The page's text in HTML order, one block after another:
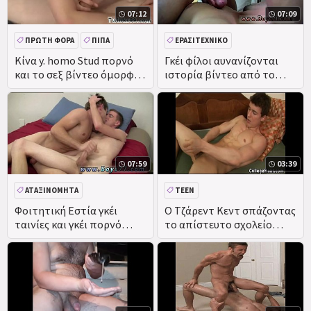
07:12
Κίνα y. homo Stud πορνό
και το σεξ βίντεο όμορφο
πουλί πρώτη φορά
ΠΡΏΤΗ ΦΟΡΆ
ΠΊΠΑ
ΤΟΥ ΠΡΟΣΏΠΟΥ
DEEPTHROAT
07:09
Γκέι φίλοι αυνανίζονται
ιστορία βίντεο από το
κολέγιο ο Τζέικ έχει
ΕΡΑΣΙΤΕΧΝΙΚΌ
07:59
Φοιτητική Εστία γκέι
ταινίες και γκέι πορνό
ταινίες υποκοριστικό
μαλακό πουλί απόλυτη
ΑΤΑΞΙΝΌΜΗΤΑ
03:39
Ο Τζάρεντ Κεντ σπάζοντας
το απίστευτο σχολείο
ομοφυλόφιλος κίνηση
TEEN